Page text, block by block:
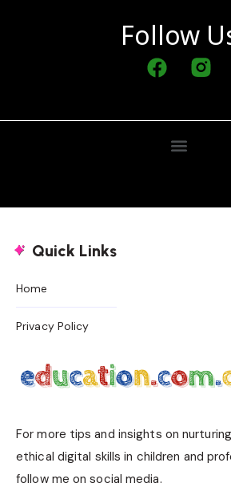
Follow
Quick Links
Home
Privacy Policy
For more tips and insights on
ethical digital skills in children and
follow me on social media.